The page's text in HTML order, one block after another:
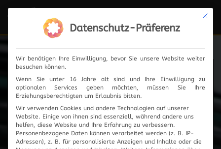
Fahrzeugauswahl
Mit
Datenschutz-Präferenz
Wir benötigen Ihre Einwilligung, bevor Sie unsere Website weiter
besuchen können.
Wenn Sie unter 16 Jahre alt sind und Ihre Einwilligung zu
optionalen Services geben möchten, müssen Sie Ihre
Erziehungsberechtigten um Erlaubnis bitten.
Wir verwenden Cookies und andere Technologien auf unserer
Website. Einige von ihnen sind essenziell, während andere uns
helfen, diese Website und Ihre Erfahrung zu verbessern.
Personenbezogene Daten können verarbeitet werden (z. B. IP-
Adressen), z. B. für personalisierte Anzeigen und Inhalte oder die